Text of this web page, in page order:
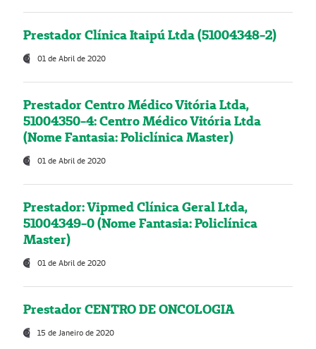
Prestador Clínica Itaipú Ltda (51004348-2)
01 de Abril de 2020
Prestador Centro Médico Vitória Ltda,
51004350-4: Centro Médico Vitória Ltda
(Nome Fantasia: Policlínica Master)
01 de Abril de 2020
Prestador: Vipmed Clínica Geral Ltda,
51004349-0 (Nome Fantasia: Policlínica
Master)
01 de Abril de 2020
Prestador CENTRO DE ONCOLOGIA
15 de Janeiro de 2020